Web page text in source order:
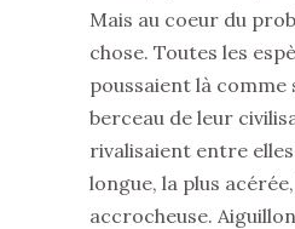
Mais au coeur du
chose. Toutes les
poussaient là comme
berceau de leur
rivalisaient entre elles
longue, la plus
accrocheuse.